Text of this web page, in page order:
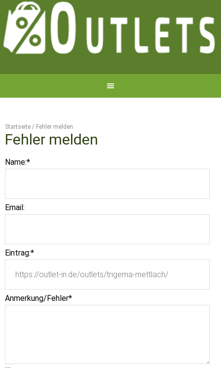
Startseite / Fehler melden
Fehler melden
Name:*
Email:
Eintrag:*
Anmerkung/Fehler*